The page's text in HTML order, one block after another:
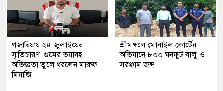
গজারিয়ায় ২৪ জুলাইয়ের
স্মৃতিচারণ: গুমের ভয়াবহ
অভিজ্ঞতা তুলে ধরলেন মারুফ
মিয়াজি
শ্রীমঙ্গলে মোবাইল কোর্টের
অভিযানে ৮০০ ঘনফুট বালু ও
সরঞ্জাম জব্দ